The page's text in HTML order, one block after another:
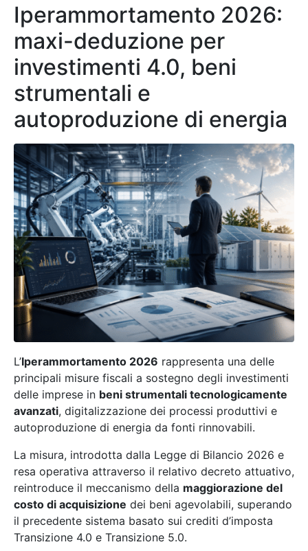
Iperammortamento 2026:
maxi-deduzione per
investimenti 4.0, beni
strumentali e
autoproduzione di energia
L’Iperammortamento 2026 rappresenta una delle
principali misure fiscali a sostegno degli investimenti
delle imprese in beni strumentali tecnologicamente
avanzati, digitalizzazione dei processi produttivi e
autoproduzione di energia da fonti rinnovabili.
La misura, introdotta dalla Legge di Bilancio 2026 e
resa operativa attraverso il relativo decreto attuativo,
reintroduce il meccanismo della maggiorazione del
costo di acquisizione dei beni agevolabili, superando
il precedente sistema basato sui crediti d’imposta
Transizione 4.0 e Transizione 5.0.